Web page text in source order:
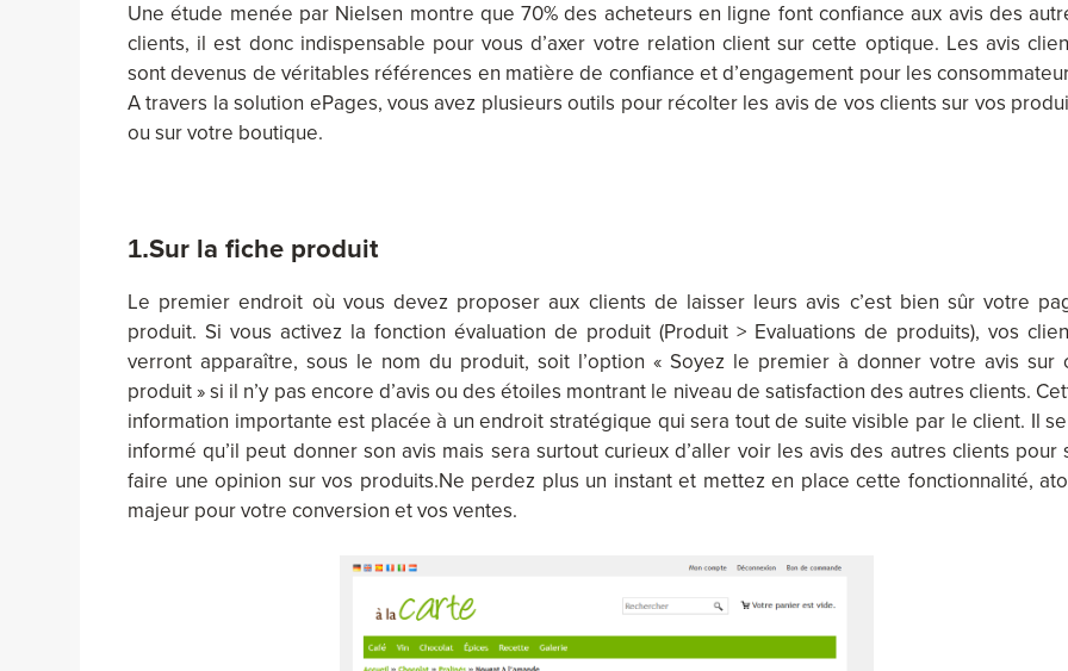
Une étude menée par Nielsen montre que 70% des acheteurs en ligne font confiance aux avis des
clients, il est donc indispensable pour vous d’axer votre relation client sur cette optique. Les avis
sont devenus de véritables références en matière de confiance et d’engagement pour les
A travers la solution ePages, vous avez plusieurs outils pour récolter les avis de vos clients sur vos
ou sur votre boutique.
1.Sur la fiche produit
Le premier endroit où vous devez proposer aux clients de laisser leurs avis c’est bien sûr votre
produit. Si vous activez la fonction évaluation de produit (Produit > Evaluations de produits), vos
verront apparaître, sous le nom du produit, soit l’option « Soyez le premier à donner votre avis sur
produit » si il n’y pas encore d’avis ou des étoiles montrant le niveau de satisfaction des autres clients.
information importante est placée à un endroit stratégique qui sera tout de suite visible par le client. Il
informé qu’il peut donner son avis mais sera surtout curieux d’aller voir les avis des autres clients pour
faire une opinion sur vos produits.Ne perdez plus un instant et mettez en place cette fonctionnalité,
majeur pour votre conversion et vos ventes.